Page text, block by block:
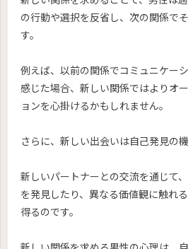
の行動や選択を反省し、次の関係で
す。
例えば、以前の関係でコミュニケー
感じた場合、新しい関係ではよりオ
ョンを心掛けるかもしれません。
さらに、新しい出会いは自己発見の
新しいパートナーとの交流を通じて
を発見したり、異なる価値観に触れ
得るのです。